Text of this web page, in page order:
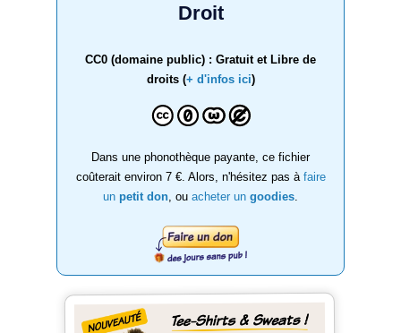
Droit
CC0 (domaine public) : Gratuit et Libre de
droits (+ d'infos ici)
Dans une phonothèque payante, ce fichier
coûterait environ 7 €. Alors, n'hésitez pas à faire
un petit don , ou acheter un goodies